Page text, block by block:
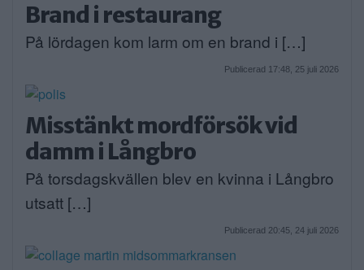
Brand i restaurang
På lördagen kom larm om en brand i […]
Publicerad 17:48, 25 juli 2026
Misstänkt mordförsök vid
damm i Långbro
På torsdagskvällen blev en kvinna i Långbro
utsatt […]
Publicerad 20:45, 24 juli 2026